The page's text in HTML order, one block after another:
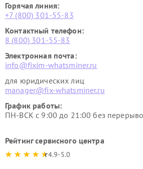
Горячая линия:
+7 (800) 301-55-83
Контактный телефон:
8 (800) 301-55-83
Электронная почта:
info@fixim-whatsminer.ru
для юридических лиц
manager@fix-whatsminer.ru
График работы:
ПН-ВСК с 9:00 до 21:00 без
Рейтинг сервисного центра
4.9-5.0